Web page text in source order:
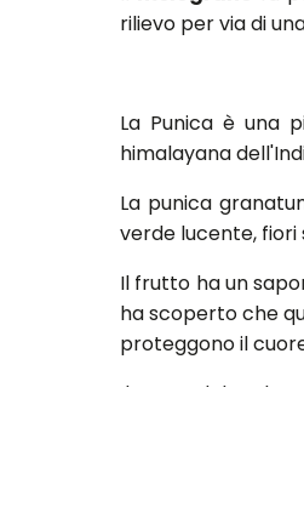
rilievo per via di
La Punica è una
himalayana
La punica
verde lucente, fiori
Il frutto ha un
ha scoperto che
proteggono il
Il succo del